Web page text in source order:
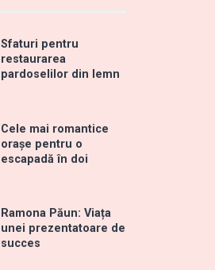
Sfaturi pentru
restaurarea
pardoselilor din lemn
Cele mai romantice
orașe pentru o
escapadă în doi
Ramona Păun: Viața
unei prezentatoare de
succes